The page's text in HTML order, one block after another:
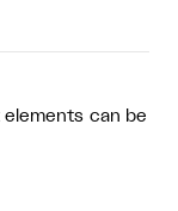
elements can be